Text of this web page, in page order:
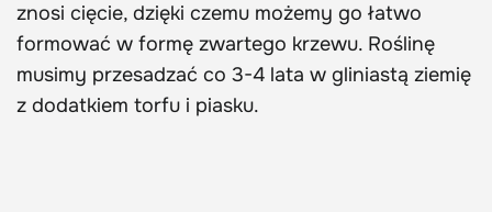
znosi cięcie, dzięki czemu możemy go łatwo
formować w formę zwartego krzewu. Roślinę
musimy przesadzać co 3-4 lata w gliniastą ziemię
z dodatkiem torfu i piasku.